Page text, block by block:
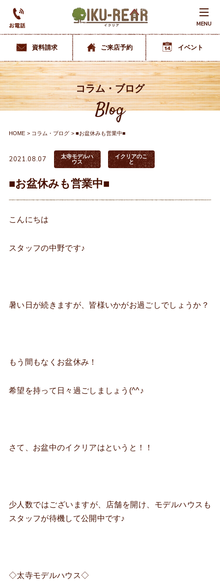
MENU
資料請求 ご来店予約 イベント
コラム・ブログ
Blog
HOME コラム・ブログ ■お盆休みも営業中■
2021.08.07
太寺モデルハ
ウス
イクリアのこ
と
■お盆休みも営業中■
こんにちは
スタッフの中野です♪
暑い日が続きますが、皆様いかがお過ごしでしょうか？
もう間もなくお盆休み！
希望を持って日々過ごしましょう(^^♪
さて、お盆中のイクリアはというと！！
少人数ではございますが、店舗を開け、モデルハウスも
スタッフが待機して公開中です♪
◇太寺モデルハウス◇